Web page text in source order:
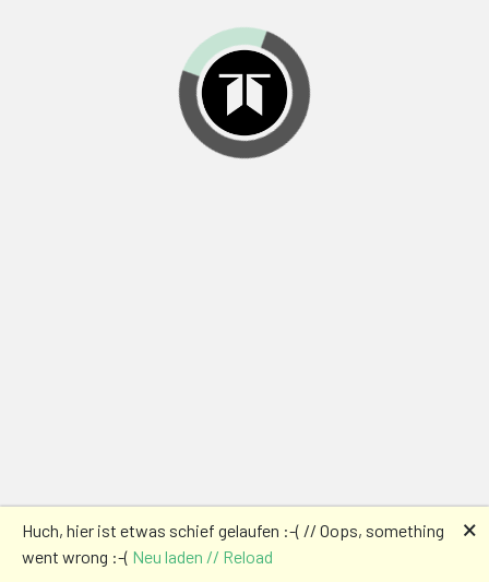
Huch, hier ist etwas schief gelaufen :-( // Oops, something
went wrong :-( Neu laden // Reload
🗙